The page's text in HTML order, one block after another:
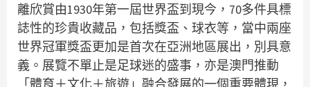
離欣賞由1930年第一屆世界盃到現今，70多件具標
誌性的珍貴收藏品，包括獎盃、球衣等，當中兩座
世界冠軍獎盃更加是首次在亞洲地區展出，別具意
義。展覽不單止是足球迷的盛事，亦是澳門推動
「體育＋文化＋旅遊」融合發展的一個重要體現，